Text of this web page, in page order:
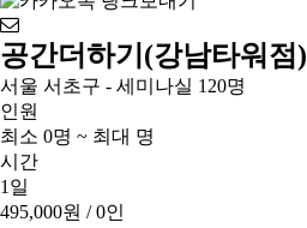
공간더하기(강남타워점)
서울 서초구 - 세미나실 120명
인원
최소 0명 ~ 최대 명
시간
1일
495,000원 / 0인